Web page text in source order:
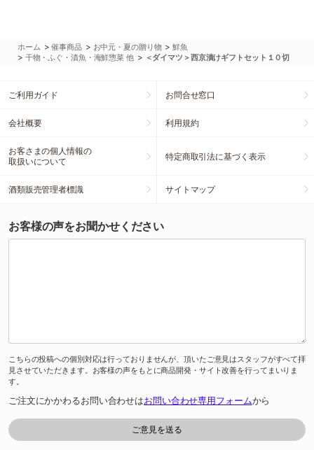
ホーム >催事商品 > お中元・夏の贈り物 >鮮魚
> 干物・ふぐ・漬魚・海鮮惣菜 他 > ＜ダイマツ＞西京漬けギフトセット１０切
ご利用ガイド お問合せ窓口
会社概要 利用規約
お客さまの個人情報の
取扱いについて
特定商取引法に基づく表示
酒類販売管理者標識 サイトマップ
お客様の声をお聞かせください
こちらの投稿への個別対応は行っておりませんが、頂いたご意見はスタッフがすべて拝
見させていただきます。お客様の声をもとに商品開発・サイト改善を行ってまいりま
す。
ご注文にかかわるお問い合わせはお問い合わせ専用フォームから